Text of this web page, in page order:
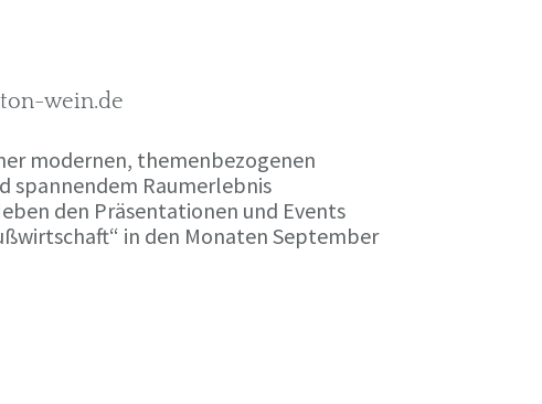
wein.de
modernen, themenbezogenen
spannendem Raumerlebnis
den Präsentationen und Events
in den Monaten September